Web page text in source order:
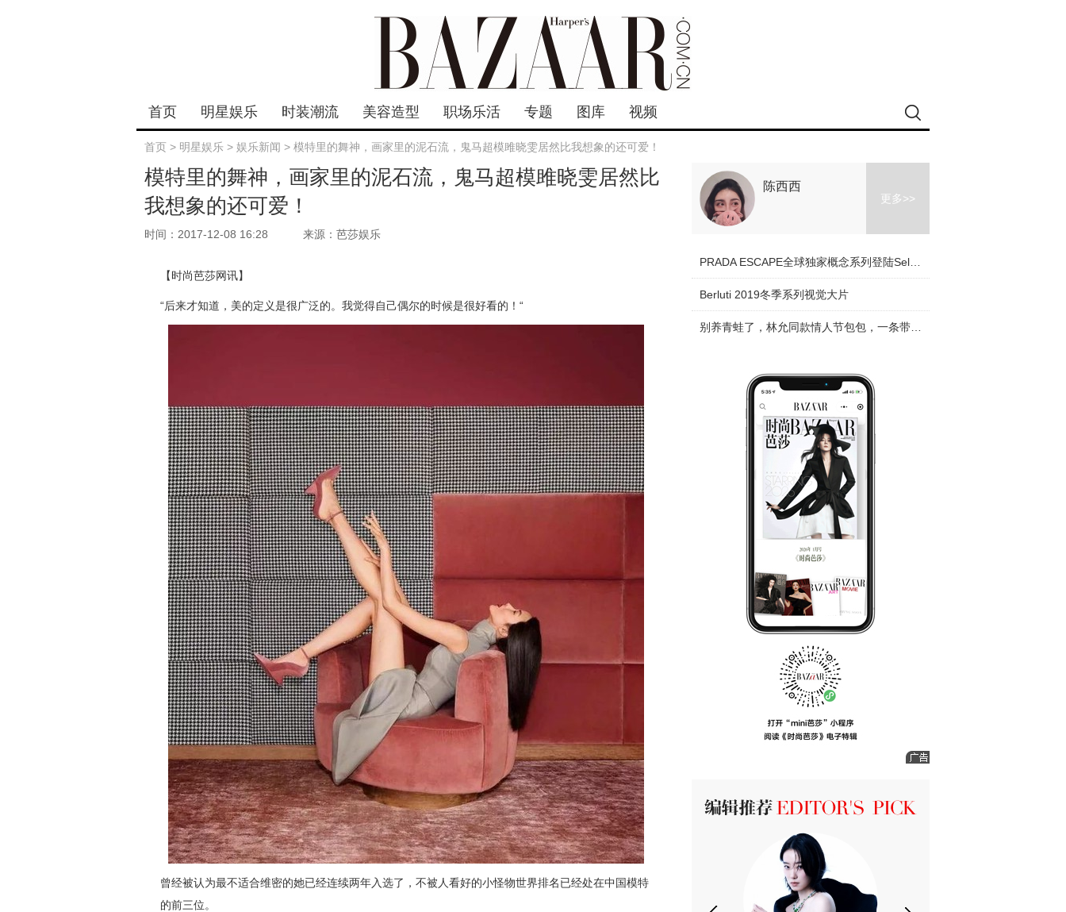
首页 明星娱乐 时装潮流 美容造型 职场乐活 专题 图库 视频
首页 > 明星娱乐 > 娱乐新闻 > 模特里的舞神，画家里的泥石流，鬼马超模雎晓雯居然比我想象的还可爱！
模特里的舞神，画家里的泥石流，鬼马超模雎晓雯居然比
我想象的还可爱！
时间：2017-12-08 16:28 来源：芭莎娱乐
【时尚芭莎网讯】
“后来才知道，美的定义是很广泛的。我觉得自己偶尔的时候是很好看的！“
曾经被认为最不适合维密的她已经连续两年入选了，不被人看好的小怪物世界排名已经处在中国模特
的前三位。
陈西西
更多>>
Berluti 2019冬季系列视觉大片